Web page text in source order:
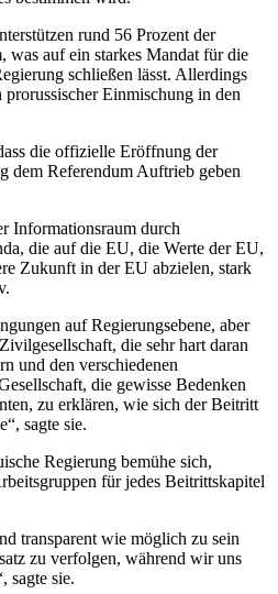
rund 56 Prozent der
was auf ein starkes Mandat für die
schließen lässt. Allerdings
Einmischung in den
die offizielle Eröffnung der
dem Referendum Auftrieb geben
Informationsraum durch
die auf die EU, die Werte der EU,
Zukunft in der EU abzielen, stark
auf Regierungsebene, aber
die sehr hart daran
und den verschiedenen
die gewisse Bedenken
zu erklären, wie sich der Beitritt
sagte sie.
Regierung bemühe sich,
für jedes Beitrittskapitel
transparent wie möglich zu sein
zu verfolgen, während wir uns
sagte sie.